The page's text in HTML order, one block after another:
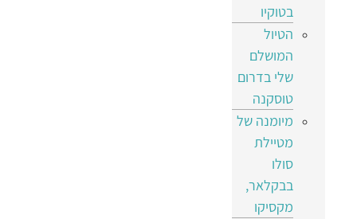
בטוקיו
הטיול
המושלם
שלי בדרום
טוסקנה
מיומנה של
מטיילת
סולו
בבקלאר,
מקסיקו